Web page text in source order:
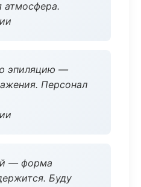
атмосфера.
эпиляцию —
Персонал
— форма
Буду